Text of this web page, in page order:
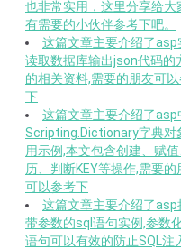
也非常实用，这里分享给大
有需要的小伙伴参考下吧。
这篇文章主要介绍了asp
读取数据库输出json代码的
的相关资料,需要的朋友可
下
这篇文章主要介绍了asp
Scripting.Dictionary字典对
用示例,本文包含创建、赋
历、判断KEY等操作,需要的
可以参考下
这篇文章主要介绍了asp
带参数的sql语句实例,参数
语句可以有效的防止SQL注